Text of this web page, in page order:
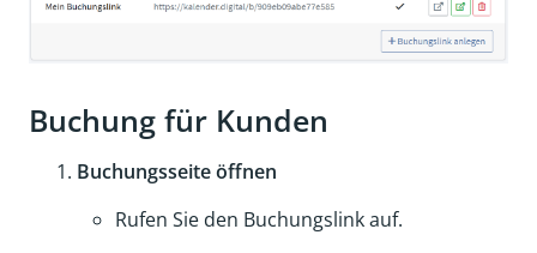
Buchung für Kunden
Buchungsseite öffnen
Rufen Sie den Buchungslink auf.